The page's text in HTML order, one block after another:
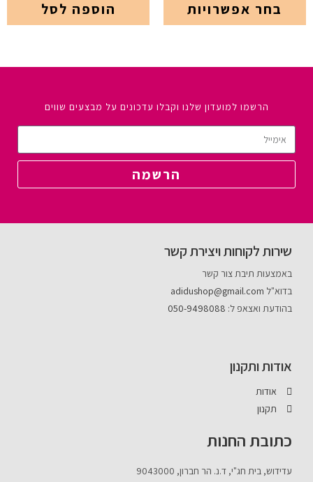
בחר אפשרויות הוספה לסל
הרשמו למועדון שלנו וקבלו עדכונים על מבצעים שווים
הרשמה
שירות לקוחות ויצירת קשר
באמצעות תיבת צור קשר
בדוא"ל adidushop@gmail.com
בהודעת ואצאפ ל: 050-9498088
אודות ותקנון
אודות
תקנון
כתובת החנות
עדידוש, בית חג"י, ד.נ. הר חברון, 9043000